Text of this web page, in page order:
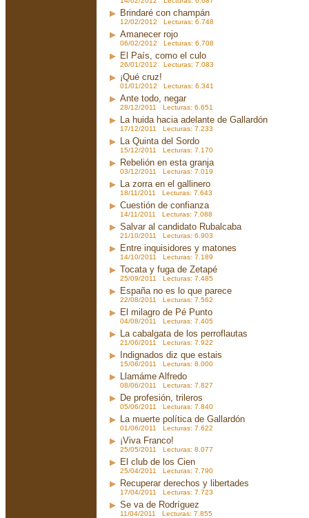
Brindaré con champán
12/02/2012 Lecturas: 6.748
Amanecer rojo
06/02/2012 Lecturas: 6.708
El País, como el culo
26/01/2012 Lecturas: 7.083
¡Qué cruz!
01/01/2012 Lecturas: 6.341
Ante todo, negar
28/12/2011 Lecturas: 6.651
La huida hacia adelante de Gallardón
17/12/2011 Lecturas: 7.233
La Quinta del Sordo
15/12/2011 Lecturas: 7.170
Rebelión en esta granja
03/12/2011 Lecturas: 7.019
La zorra en el gallinero
18/11/2011 Lecturas: 7.643
Cuestión de confianza
14/11/2011 Lecturas: 7.088
Salvar al candidato Rubalcaba
21/10/2011 Lecturas: 6.903
Entre inquisidores y matones
14/10/2011 Lecturas: 7.189
Tocata y fuga de Zetapé
25/09/2011 Lecturas: 7.485
España no es lo que parece
22/08/2011 Lecturas: 7.562
El milagro de Pé Punto
04/08/2011 Lecturas: 7.405
La cabalgata de los perroflautas
21/06/2011 Lecturas: 7.922
Indignados diz que estais
15/06/2011 Lecturas: 8.000
Llamáme Alfredo
08/06/2011 Lecturas: 7.827
De profesión, trileros
05/06/2011 Lecturas: 7.840
La muerte política de Gallardón
01/06/2011 Lecturas: 7.622
¡Viva Franco!
25/05/2011 Lecturas: 8.077
El club de los Cien
25/04/2011 Lecturas: 7.790
Recuperar derechos y libertades
17/04/2011 Lecturas: 7.723
Se va de Rodríguez
11/04/2011 Lecturas: 7.855